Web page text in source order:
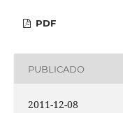
PDF
PUBLICADO
2011-12-08